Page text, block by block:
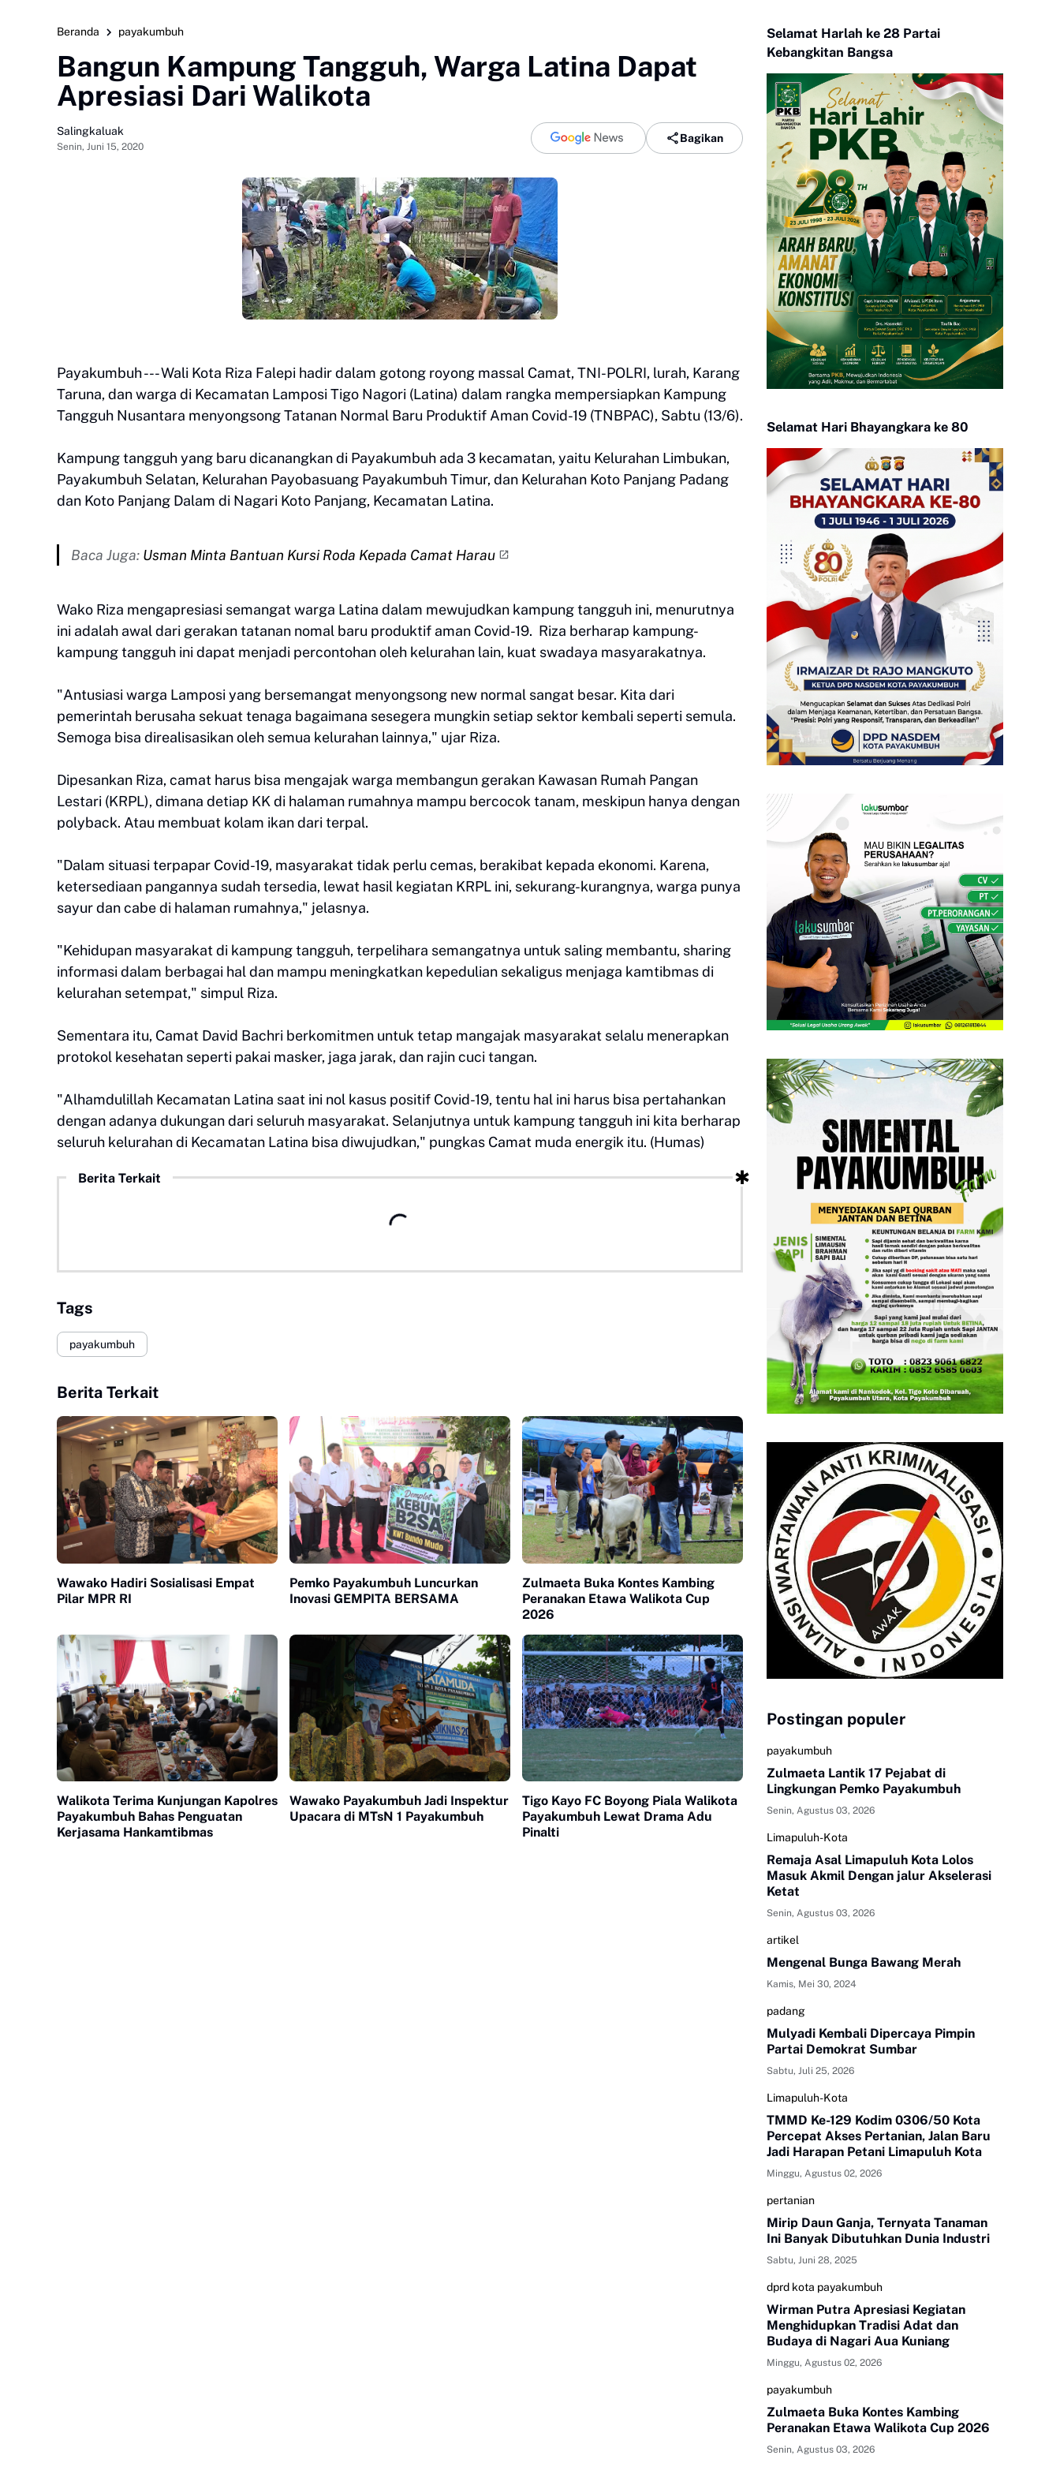
Beranda payakumbuh
Bangun Kampung Tangguh, Warga Latina Dapat
Apresiasi Dari Walikota
Salingkaluak
Senin, Juni 15, 2020
Bagikan
Payakumbuh --- Wali Kota Riza Falepi hadir dalam gotong royong massal Camat, TNI-POLRI, lurah, Karang
Taruna, dan warga di Kecamatan Lamposi Tigo Nagori (Latina) dalam rangka mempersiapkan Kampung
Tangguh Nusantara menyongsong Tatanan Normal Baru Produktif Aman Covid-19 (TNBPAC), Sabtu (13/6).
Kampung tangguh yang baru dicanangkan di Payakumbuh ada 3 kecamatan, yaitu Kelurahan Limbukan,
Payakumbuh Selatan, Kelurahan Payobasuang Payakumbuh Timur, dan Kelurahan Koto Panjang Padang
dan Koto Panjang Dalam di Nagari Koto Panjang, Kecamatan Latina.
Baca Juga: Usman Minta Bantuan Kursi Roda Kepada Camat Harau
Wako Riza mengapresiasi semangat warga Latina dalam mewujudkan kampung tangguh ini, menurutnya
ini adalah awal dari gerakan tatanan nomal baru produktif aman Covid-19. Riza berharap kampung-
kampung tangguh ini dapat menjadi percontohan oleh kelurahan lain, kuat swadaya masyarakatnya.
"Antusiasi warga Lamposi yang bersemangat menyongsong new normal sangat besar. Kita dari
pemerintah berusaha sekuat tenaga bagaimana sesegera mungkin setiap sektor kembali seperti semula.
Semoga bisa direalisasikan oleh semua kelurahan lainnya," ujar Riza.
Dipesankan Riza, camat harus bisa mengajak warga membangun gerakan Kawasan Rumah Pangan
Lestari (KRPL), dimana detiap KK di halaman rumahnya mampu bercocok tanam, meskipun hanya dengan
polyback. Atau membuat kolam ikan dari terpal.
"Dalam situasi terpapar Covid-19, masyarakat tidak perlu cemas, berakibat kepada ekonomi. Karena,
ketersediaan pangannya sudah tersedia, lewat hasil kegiatan KRPL ini, sekurang-kurangnya, warga punya
sayur dan cabe di halaman rumahnya," jelasnya.
"Kehidupan masyarakat di kampung tangguh, terpelihara semangatnya untuk saling membantu, sharing
informasi dalam berbagai hal dan mampu meningkatkan kepedulian sekaligus menjaga kamtibmas di
kelurahan setempat," simpul Riza.
Sementara itu, Camat David Bachri berkomitmen untuk tetap mangajak masyarakat selalu menerapkan
protokol kesehatan seperti pakai masker, jaga jarak, dan rajin cuci tangan.
"Alhamdulillah Kecamatan Latina saat ini nol kasus positif Covid-19, tentu hal ini harus bisa pertahankan
dengan adanya dukungan dari seluruh masyarakat. Selanjutnya untuk kampung tangguh ini kita berharap
seluruh kelurahan di Kecamatan Latina bisa diwujudkan," pungkas Camat muda energik itu. (Humas)
Berita Terkait
Tags
payakumbuh
Berita Terkait
Wawako Hadiri Sosialisasi Empat
Pilar MPR RI
Pemko Payakumbuh Luncurkan
Inovasi GEMPITA BERSAMA
Zulmaeta Buka Kontes Kambing
Peranakan Etawa Walikota Cup
2026
Walikota Terima Kunjungan Kapolres
Payakumbuh Bahas Penguatan
Kerjasama Hankamtibmas
Wawako Payakumbuh Jadi Inspektur
Upacara di MTsN 1 Payakumbuh
Tigo Kayo FC Boyong Piala Walikota
Payakumbuh Lewat Drama Adu
Pinalti
Selamat Harlah ke 28 Partai
Kebangkitan Bangsa
Selamat Hari Bhayangkara ke 80
Postingan populer
payakumbuh
Zulmaeta Lantik 17 Pejabat di
Lingkungan Pemko Payakumbuh
Senin, Agustus 03, 2026
Limapuluh-Kota
Remaja Asal Limapuluh Kota Lolos
Masuk Akmil Dengan jalur Akselerasi
Ketat
Senin, Agustus 03, 2026
artikel
Mengenal Bunga Bawang Merah
Kamis, Mei 30, 2024
padang
Mulyadi Kembali Dipercaya Pimpin
Partai Demokrat Sumbar
Sabtu, Juli 25, 2026
Limapuluh-Kota
TMMD Ke-129 Kodim 0306/50 Kota
Percepat Akses Pertanian, Jalan Baru
Jadi Harapan Petani Limapuluh Kota
Minggu, Agustus 02, 2026
pertanian
Mirip Daun Ganja, Ternyata Tanaman
Ini Banyak Dibutuhkan Dunia Industri
Sabtu, Juni 28, 2025
dprd kota payakumbuh
Wirman Putra Apresiasi Kegiatan
Menghidupkan Tradisi Adat dan
Budaya di Nagari Aua Kuniang
Minggu, Agustus 02, 2026
payakumbuh
Zulmaeta Buka Kontes Kambing
Peranakan Etawa Walikota Cup 2026
Senin, Agustus 03, 2026